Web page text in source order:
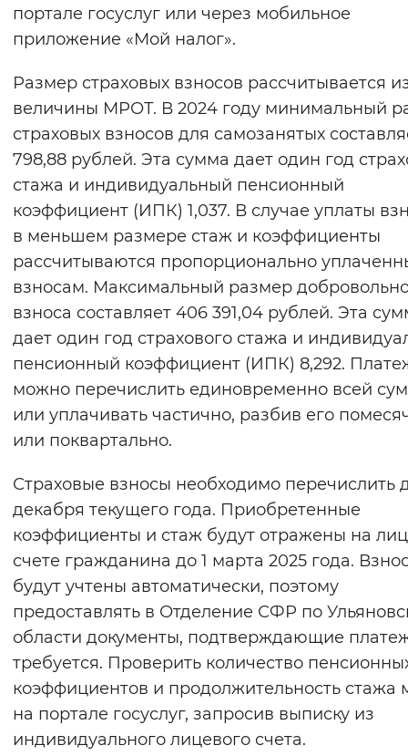
Вернуть стандартные настройки
портале госуслуг или через мобильное
приложение «Мой налог».
Размер страховых взносов рассчитывается
величины МРОТ. В 2024 году минимальный
страховых взносов для самозанятых
798,88 рублей. Эта сумма дает один год
стажа и индивидуальный пенсионный
коэффициент (ИПК) 1,037. В случае уплаты
в меньшем размере стаж и коэффициенты
рассчитываются пропорционально
взносам. Максимальный размер
взноса составляет 406 391,04 рублей. Эта
дает один год страхового стажа и
пенсионный коэффициент (ИПК) 8,292.
можно перечислить единовременно всей
или уплачивать частично, разбив его
или поквартально.
Страховые взносы необходимо перечислить
декабря текущего года. Приобретенные
коэффициенты и стаж будут отражены на
счете гражданина до 1 марта 2025 года.
будут учтены автоматически, поэтому
предоставлять в Отделение СФР по
области документы, подтверждающие
требуется. Проверить количество
коэффициентов и продолжительность стажа
на портале госуслуг, запросив выписку из
индивидуального лицевого счета.